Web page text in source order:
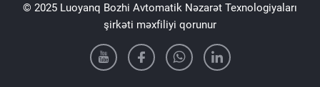
© 2025 Luoyanq Bozhi Avtomatik Nəzarət Texnologiyaları
şirkəti məxfiliyi qorunur